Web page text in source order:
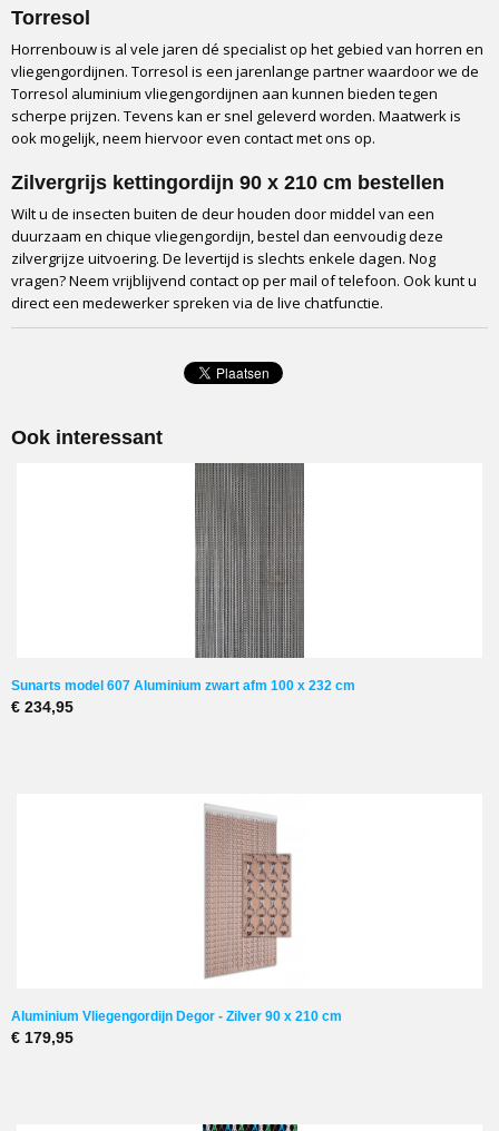
Verkrijgbare lengtes
210 cm of 235 cm
Handleiding
Ja, in de doos
Verpakking
Vervoerder
DPD
Levertijd
2 tot 4 werkdagen
Onderhoud
Ja, met een tang schakels losmaken
Ja
Hoogte is altijd inclusief ophangstrip
Torresol
Horrenbouw is al vele jaren dé specialist op het gebied van horren en
vliegengordijnen. Torresol is een jarenlange partner waardoor we de
Torresol aluminium vliegengordijnen aan kunnen bieden tegen
scherpe prijzen. Tevens kan er snel geleverd worden. Maatwerk is
ook mogelijk, neem hiervoor even contact met ons op.
Zilvergrijs kettingordijn 90 x 210 cm bestellen
Wilt u de insecten buiten de deur houden door middel van een
duurzaam en chique vliegengordijn, bestel dan eenvoudig deze
zilvergrijze uitvoering. De levertijd is slechts enkele dagen. Nog
vragen? Neem vrijblijvend contact op per mail of telefoon. Ook kunt u
direct een medewerker spreken via de live chatfunctie.
Ook interessant
Sunarts model 607 Aluminium zwart afm 100 x 232 cm
€ 234,95
Aluminium Vliegengordijn Degor - Zilver 90 x 210 cm
€ 179,95